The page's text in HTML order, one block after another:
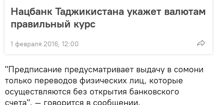
Нацбанк Таджикистана укажет валютам
правильный курс
1 февраля 2016, 12:00
"Предписание предусматривает выдачу в сомони
только переводов физических лиц, которые
осуществляются без открытия банковского
счета", — говорится в сообщении.